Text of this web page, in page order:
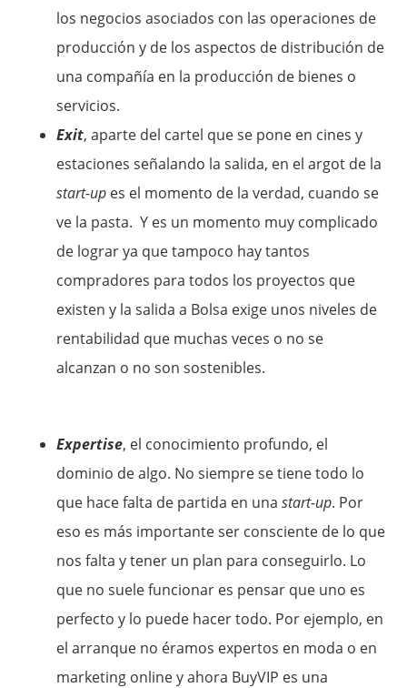
los negocios asociados con las operaciones de
producción y de los aspectos de distribución de
una compañía en la producción de bienes o
servicios.
Exit, aparte del cartel que se pone en cines y
estaciones señalando la salida, en el argot de la
start-up es el momento de la verdad, cuando se
ve la pasta. Y es un momento muy complicado
de lograr ya que tampoco hay tantos
compradores para todos los proyectos que
existen y la salida a Bolsa exige unos niveles de
rentabilidad que muchas veces o no se
alcanzan o no son sostenibles.
Expertise, el conocimiento profundo, el
dominio de algo. No siempre se tiene todo lo
que hace falta de partida en unastart-up. Por
eso es más importante ser consciente de lo que
nos falta y tener un plan para conseguirlo. Lo
que no suele funcionar es pensar que uno es
perfecto y lo puede hacer todo. Por ejemplo, en
el arranque no éramos expertos en moda o en
marketing online y ahora BuyVIP es una